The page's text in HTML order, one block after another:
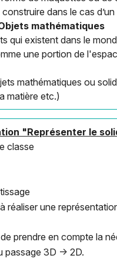
dans le cas
mathématiques
qui existent dans le
une portion de
mathématiques ou
matière etc.)
"Représenter le
classe
réaliser une
prendre en compte la
passage 3D -> 2D.